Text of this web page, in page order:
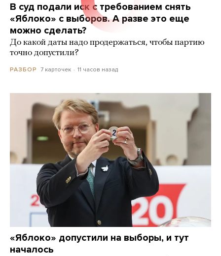
В суд подали иск с требованием снять
«Яблоко» с выборов. А разве это еще
можно сделать?
До какой даты надо продержаться, чтобы партию
точно допустили?
РАЗБОР 7 карточек 11 часов назад
«Яблоко» допустили на выборы, и тут
началось